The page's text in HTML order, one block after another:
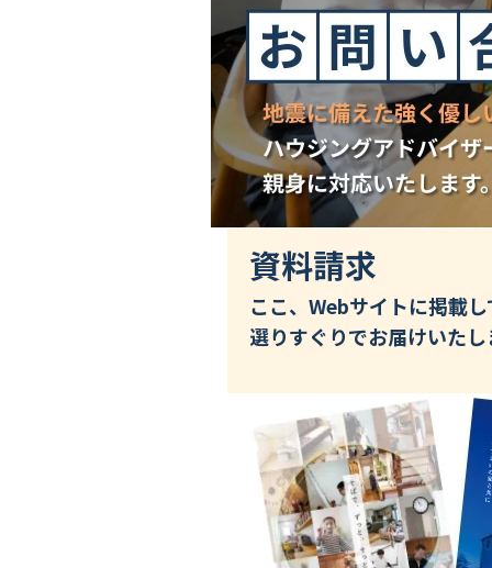
資料請求
ここ、Webサイトに掲載
選りすぐりでお届けいたし